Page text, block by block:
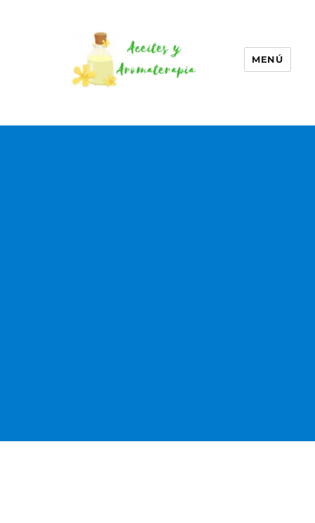
Aromaterapia
MENÚ